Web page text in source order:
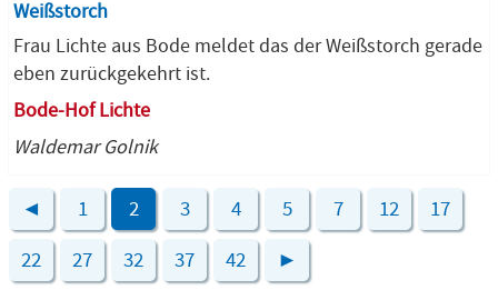
Weißstorch
Frau Lichte aus Bode meldet das der Weißstorch gerade
eben zurückgekehrt ist.
Bode-Hof Lichte
Waldemar Golnik
◄ 1 2 3 4 5 7 12 17
22 27 32 37 42 ►